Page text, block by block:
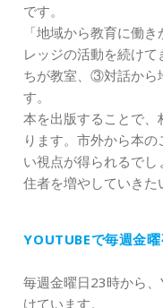
です。
「地域から教育に働
レッジの活動を続け
ちが教室、③対話から
す。
本を出版することで
ります。市外から本
い視点が得られるで
住者を増やしていきた
YOUTUBEで毎週金
毎週金曜日23時から
けています。